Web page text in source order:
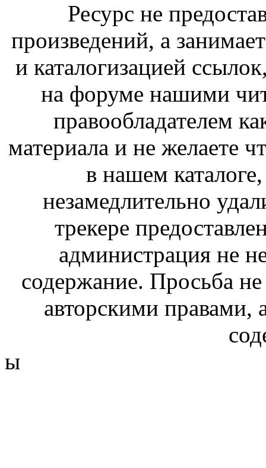
Ресурс не
произведений, а
и каталогизацией
на форуме нашими
правообладателем
материала и не желаете
в нашем
незамедлительно
трекере
администрация не
содержание. Просьба
авторскими правами,
ы